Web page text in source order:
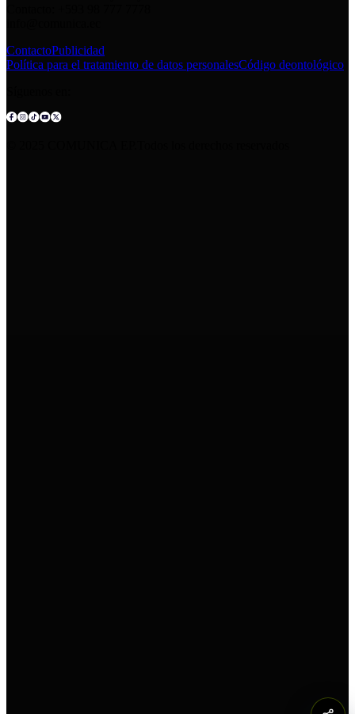
ContactoPublicidad
Política para el tratamiento de datos personalesCódigo deontológico